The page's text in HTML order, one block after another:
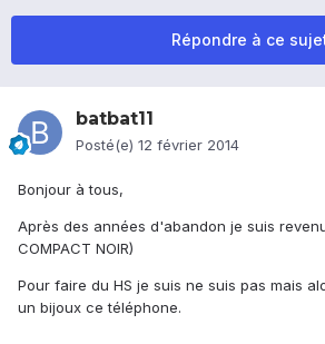
Répondre à ce
batbat11
Posté(e) 12 février 2014
Bonjour à tous,
Après des années d'abandon je suis
COMPACT NOIR)
Pour faire du HS je suis ne suis pas mais
un bijoux ce téléphone.